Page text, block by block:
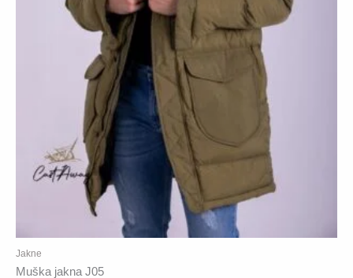
Jakne
Muška jakna J05